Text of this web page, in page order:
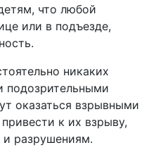
что любой
или в подъезде,
никаких
подозрительными
оказаться взрывными
к их взрыву,
разрушениям.